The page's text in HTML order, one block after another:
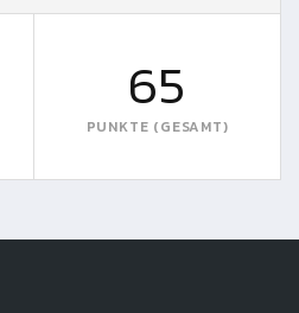
65
PUNKTE (GESAMT)